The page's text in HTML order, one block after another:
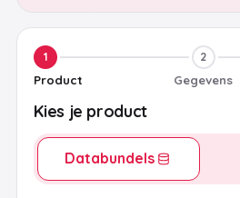
1
Product
2
Gegevens
Kies je product
Databundels